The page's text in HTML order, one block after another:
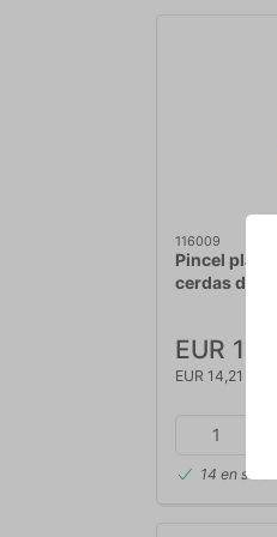
116009
Pincel plano
cerdas de
EUR 17,19
EUR 14,21 IVA
14 en stock